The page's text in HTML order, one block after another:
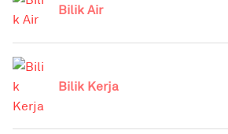
Bilik Air
Bilik Kerja